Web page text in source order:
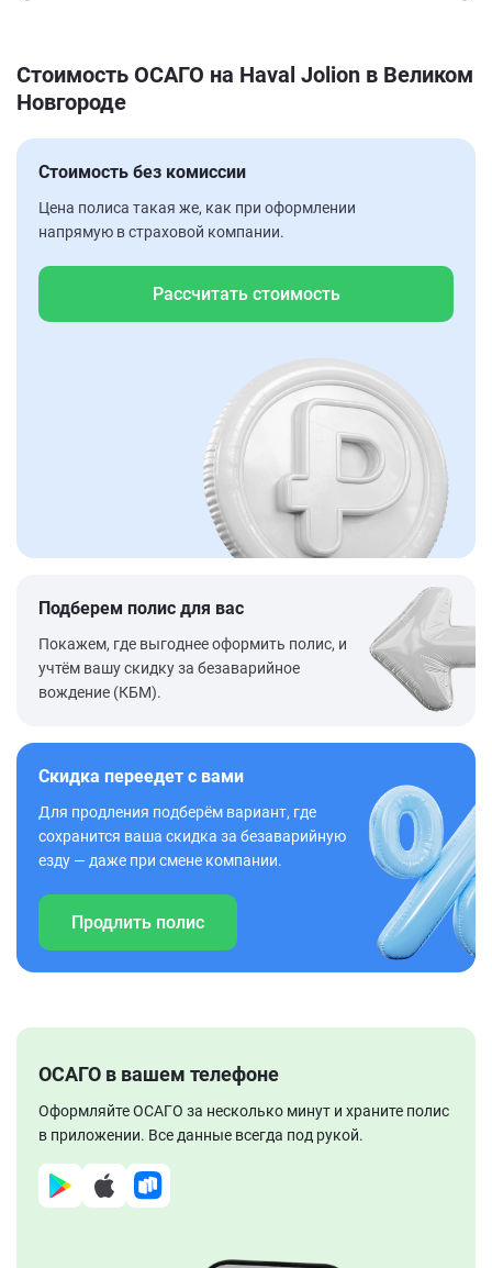
Стоимость ОСАГО на Haval Jolion в Великом
Новгороде
Стоимость без комиссии
Цена полиса такая же, как при оформлении
напрямую в страховой компании.
Рассчитать стоимость
Подберем полис для вас
Покажем, где выгоднее оформить полис, и
учтём вашу скидку за безаварийное
вождение (КБМ).
Скидка переедет с вами
Для продления подберём вариант, где
сохранится ваша скидка за безаварийную
езду — даже при смене компании.
Продлить полис
ОСАГО в вашем телефоне
Оформляйте ОСАГО за несколько минут и храните полис
в приложении. Все данные всегда под рукой.